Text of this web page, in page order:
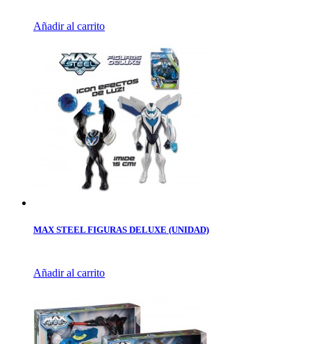
Añadir al carrito
MAX STEEL FIGURAS DELUXE (UNIDAD)
Añadir al carrito